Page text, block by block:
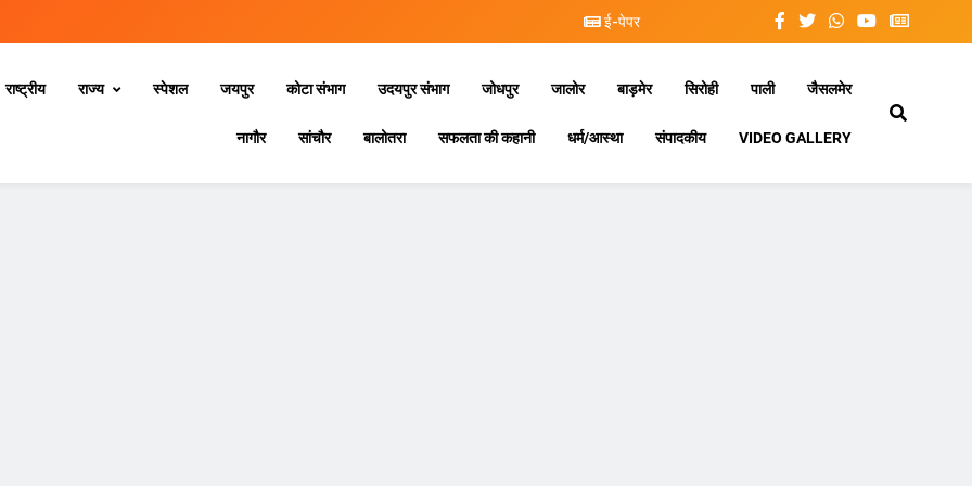
ई-पेपर
राष्ट्रीय राज्य स्‍पेशल जयपुर कोटा संभाग उदयपुर संभाग जोधपुर जालोर बाड़मेर सिरोही पाली जैसलमेर
नागौर सांचौर बालोतरा सफलता की कहानी धर्म/आस्था संपादकीय VIDEO GALLERY